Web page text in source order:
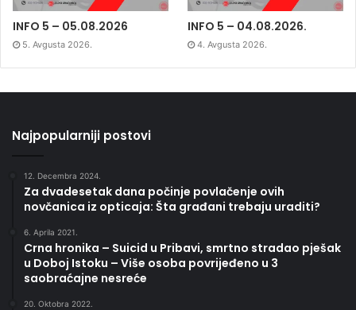
INFO 5 – 05.08.2026
5. Avgusta 2026.
INFO 5 – 04.08.2026.
4. Avgusta 2026.
Najpopularniji postovi
12. Decembra 2024.
Za dvadesetak dana počinje povlačenje ovih
novčanica iz opticaja: Šta građani trebaju uraditi?
6. Aprila 2021.
Crna hronika – Suicid u Pribavi, smrtno stradao pješak
u Doboj Istoku – Više osoba povrijeđeno u 3
saobraćajne nesreće
20. Oktobra 2022.